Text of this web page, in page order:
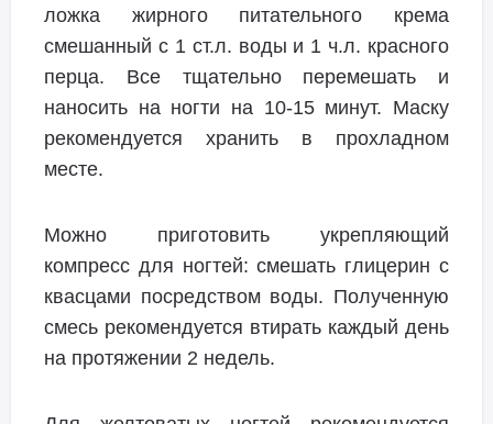
ложка жирного питательного крема
смешанный с 1 ст.л. воды и 1 ч.л. красного
перца. Все тщательно перемешать и
наносить на ногти на 10-15 минут. Маску
рекомендуется хранить в прохладном
месте.
Можно приготовить укрепляющий
компресс для ногтей: смешать глицерин с
квасцами посредством воды. Полученную
смесь рекомендуется втирать каждый день
на протяжении 2 недель.